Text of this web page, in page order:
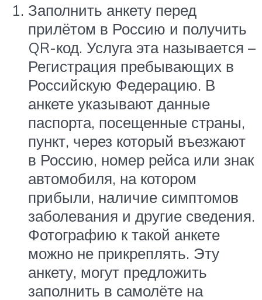
Заполнить анкету перед
прилётом в Россию и получить
QR-код. Услуга эта называется –
Регистрация пребывающих в
Российскую Федерацию. В
анкете указывают данные
паспорта, посещенные страны,
пункт, через который въезжают
в Россию, номер рейса или знак
автомобиля, на котором
прибыли, наличие симптомов
заболевания и другие сведения.
Фотографию к такой анкете
можно не прикреплять. Эту
анкету, могут предложить
заполнить в самолёте на